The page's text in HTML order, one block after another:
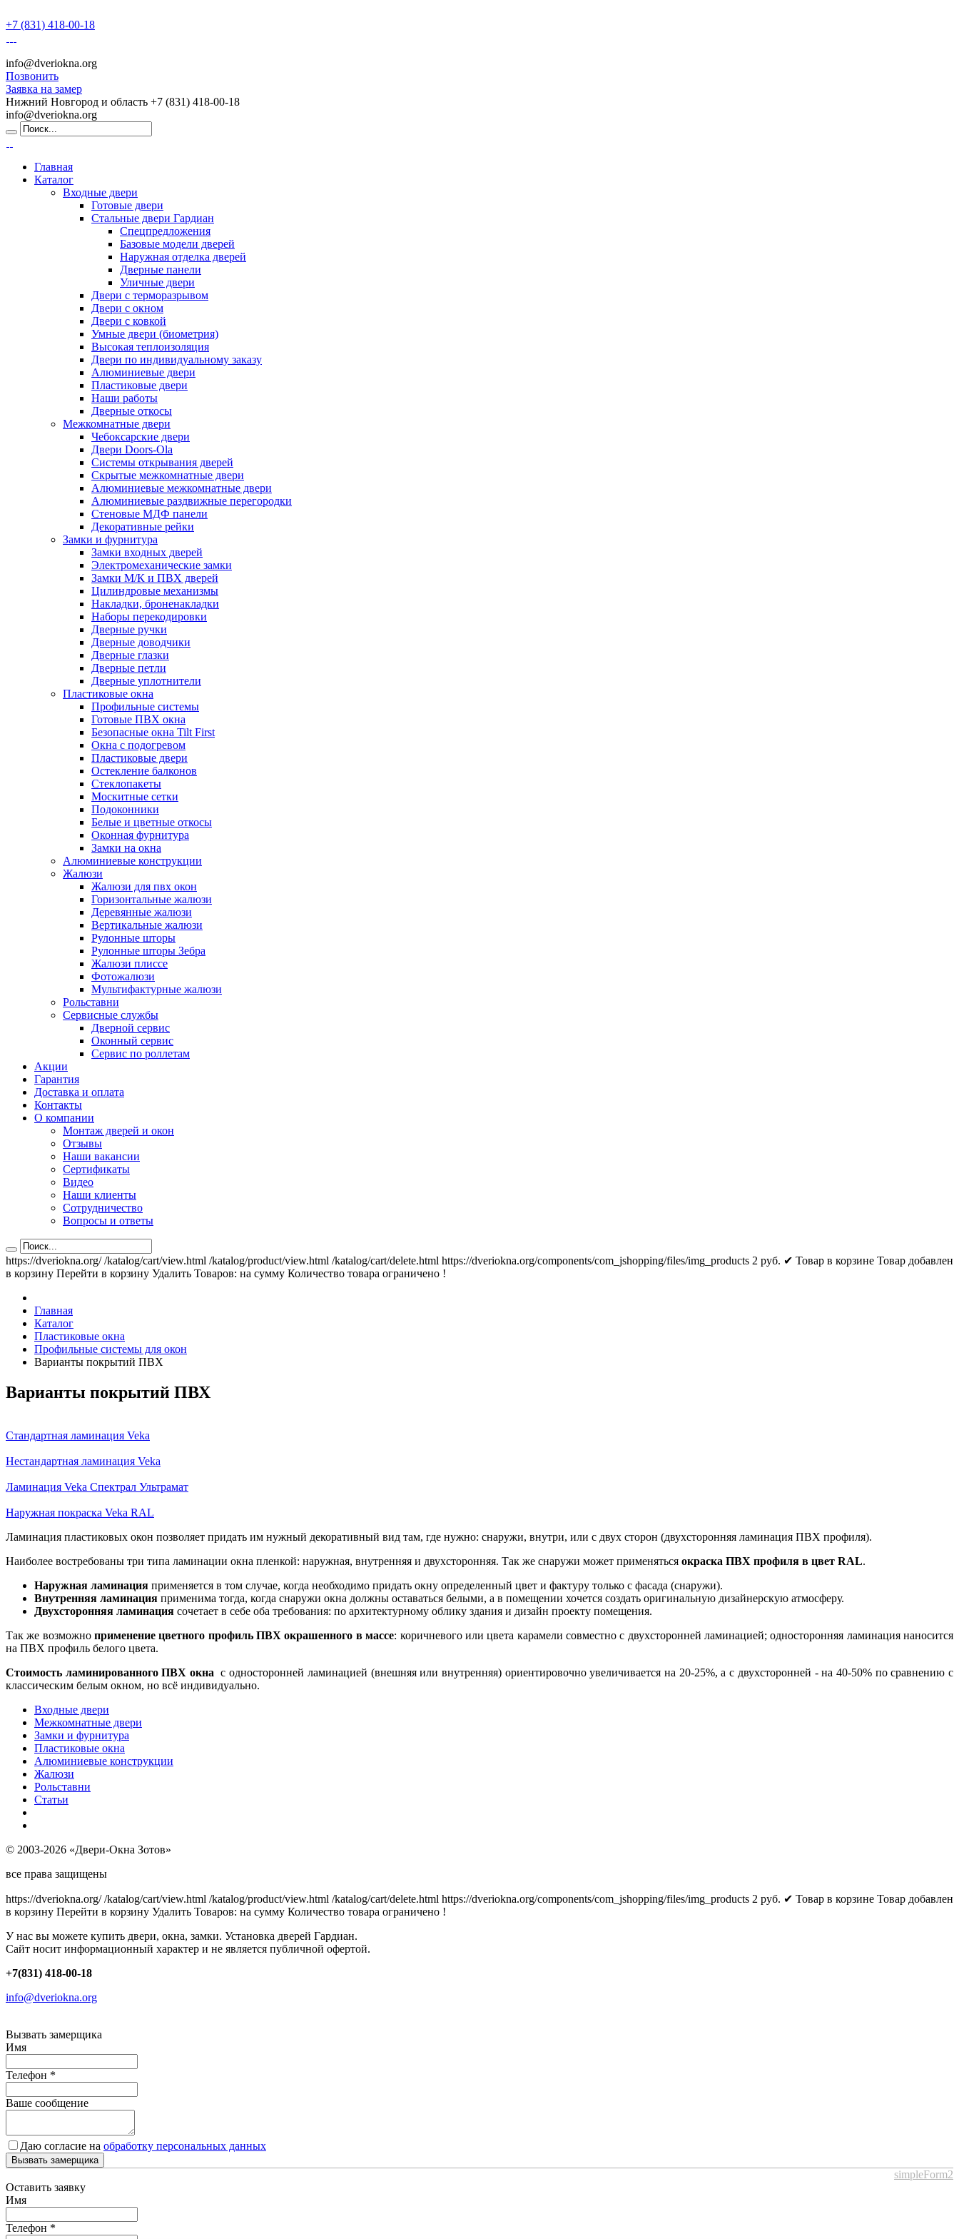
+7 (831) 418-00-18
info@dveriokna.org
Позвонить
Заявка на замер
Нижний Новгород и область +7 (831) 418-00-18
info@dveriokna.org
Главная
Каталог
Входные двери
Готовые двери
Стальные двери Гардиан
Спецпредложения
Базовые модели дверей
Наружная отделка дверей
Дверные панели
Уличные двери
Двери с терморазрывом
Двери с окном
Двери с ковкой
Умные двери (биометрия)
Высокая теплоизоляция
Двери по индивидуальному заказу
Алюминиевые двери
Пластиковые двери
Наши работы
Дверные откосы
Межкомнатные двери
Чебоксарские двери
Двери Doors-Ola
Системы открывания дверей
Скрытые межкомнатные двери
Алюминиевые межкомнатные двери
Алюминиевые раздвижные перегородки
Стеновые МДФ панели
Декоративные рейки
Замки и фурнитура
Замки входных дверей
Электромеханические замки
Замки М/К и ПВХ дверей
Цилиндровые механизмы
Накладки, броненакладки
Наборы перекодировки
Дверные ручки
Дверные доводчики
Дверные глазки
Дверные петли
Дверные уплотнители
Пластиковые окна
Профильные системы
Готовые ПВХ окна
Безопасные окна Tilt First
Окна с подогревом
Пластиковые двери
Остекление балконов
Стеклопакеты
Москитные сетки
Подоконники
Белые и цветные откосы
Оконная фурнитура
Замки на окна
Алюминиевые конструкции
Жалюзи
Жалюзи для пвх окон
Горизонтальные жалюзи
Деревянные жалюзи
Вертикальные жалюзи
Рулонные шторы
Рулонные шторы Зебра
Жалюзи плиссе
Фотожалюзи
Мультифактурные жалюзи
Рольставни
Сервисные службы
Дверной сервис
Оконный сервис
Сервис по роллетам
Акции
Гарантия
Доставка и оплата
Контакты
О компании
Монтаж дверей и окон
Отзывы
Наши вакансии
Сертификаты
Видео
Наши клиенты
Сотрудничество
Вопросы и ответы
https://dveriokna.org/ /katalog/cart/view.html /katalog/product/view.html /katalog/cart/delete.html https://dveriokna.org/components/com_jshopping/files/img_products 2 руб. ✔ Товар в корзине Товар добавлен
в корзину Перейти в корзину Удалить Товаров: на сумму Количество товара ограничено !
Главная
Каталог
Пластиковые окна
Профильные системы для окон
Варианты покрытий ПВХ
Варианты покрытий ПВХ
Стандартная ламинация Veka
Нестандартная ламинация Veka
Ламинация Veka Спектрал Ультрамат
Наружная покраска Veka RAL
Ламинация пластиковых окон позволяет придать им нужный декоративный вид там, где нужно: снаружи, внутри, или с двух сторон (двухсторонняя ламинация ПВХ профиля).
Наиболее востребованы три типа ламинации окна пленкой: наружная, внутренняя и двухсторонняя. Так же снаружи может применяться окраска ПВХ профиля в цвет RAL.
Наружная ламинация применяется в том случае, когда необходимо придать окну определенный цвет и фактуру только с фасада (снаружи).
Внутренняя ламинация применима тогда, когда снаружи окна должны оставаться белыми, а в помещении хочется создать оригинальную дизайнерскую атмосферу.
Двухсторонняя ламинация сочетает в себе оба требования: по архитектурному облику здания и дизайн проекту помещения.
Так же возможноприменение цветного профиль ПВХ окрашенного в массе: коричневого или цвета карамели совместно с двухсторонней ламинацией; односторонняя ламинация наносится
на ПВХ профиль белого цвета.
Стоимость ламинированного ПВХ окна с односторонней ламинацией (внешняя или внутренняя) ориентировочно увеличивается на 20-25%, а с двухсторонней - на 40-50% по сравнению с
классическим белым окном, но всё индивидуально.
Входные двери
Межкомнатные двери
Замки и фурнитура
Пластиковые окна
Алюминиевые конструкции
Жалюзи
Рольставни
Статьи
© 2003-2026 «Двери-Окна Зотов»
все права защищены
https://dveriokna.org/ /katalog/cart/view.html /katalog/product/view.html /katalog/cart/delete.html https://dveriokna.org/components/com_jshopping/files/img_products 2 руб. ✔ Товар в корзине Товар добавлен
в корзину Перейти в корзину Удалить Товаров: на сумму Количество товара ограничено !
У нас вы можете купить двери, окна, замки. Установка дверей Гардиан.
Сайт носит информационный характер и не является публичной офертой.
+7(831) 418-00-18
info@dveriokna.org
Вызвать замерщика
Имя
Телефон *
Ваше сообщение
Даю согласие на обработку персональных данных
Вызвать замерщика
simpleForm2
Оставить заявку
Имя
Телефон *